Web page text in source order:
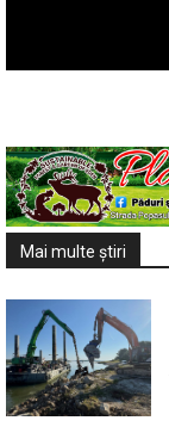
Mai multe ştiri